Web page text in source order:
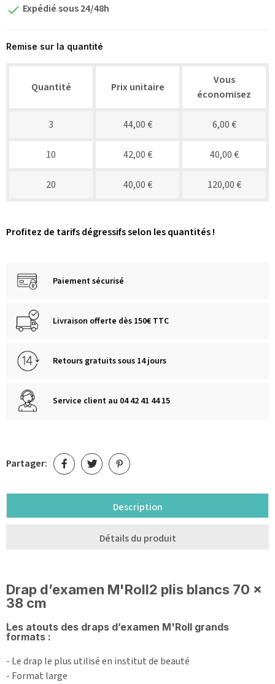
 Expédié sous 24/48h
Remise sur la quantité
Quantité Prix unitaire
Vous
économisez
3 44,00 € 6,00 €
10 42,00 € 40,00 €
20 40,00 € 120,00 €
Profitez de tarifs dégressifs selon les quantités !
Paiement sécurisé
Livraison offerte dès 150€ TTC
Retours gratuits sous 14 jours
Service client au 04 42 41 44 15
Partager:
Description
Détails du produit
Drap d’examen M'Roll2 plis blancs 70 x
38 cm
Les atouts des draps d’examen M'Roll grands
formats :
- Le drap le plus utilisé en institut de beauté
- Format large